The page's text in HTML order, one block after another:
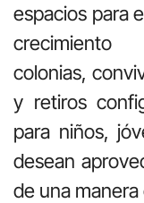
espacios para
crecimiento
colonias,
y retiros
para niños,
desean
de una